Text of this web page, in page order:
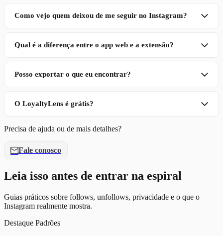
Como vejo quem deixou de me seguir no Instagram?
Qual é a diferença entre o app web e a extensão?
Posso exportar o que eu encontrar?
O LoyaltyLens é grátis?
Precisa de ajuda ou de mais detalhes?
Fale conosco
Leia isso antes de entrar na espiral
Guias práticos sobre follows, unfollows, privacidade e o que o
Instagram realmente mostra.
Destaque Padrões